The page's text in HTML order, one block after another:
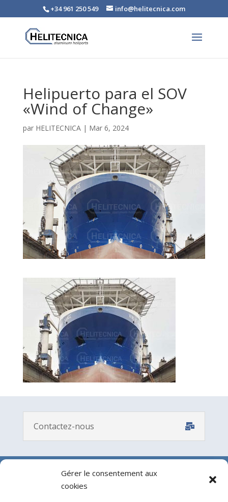
Gérer le consentement aux
cookies
+34 961 250 549 info@helitecnica.com
Helipuerto para el SOV
«Wind of Change»
par HELITECNICA| Mar 6, 2024
Contactez-nous